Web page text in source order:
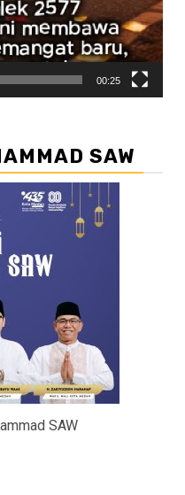
00:25
SAW
SAW